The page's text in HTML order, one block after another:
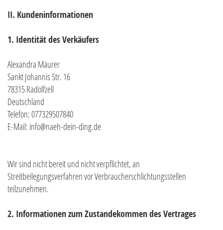
II. Kundeninformationen
1. Identität des Verkäufers
Alexandra Mäurer
Sankt Johannis Str. 16
78315 Radolfzell
Deutschland
Telefon: 077329507840
E-Mail: info@naeh-dein-ding.de
Wir sind nicht bereit und nicht verpflichtet, an
Streitbeilegungsverfahren vor Verbraucherschlichtungsstellen
teilzunehmen.
2. Informationen zum Zustandekommen des Vertrages